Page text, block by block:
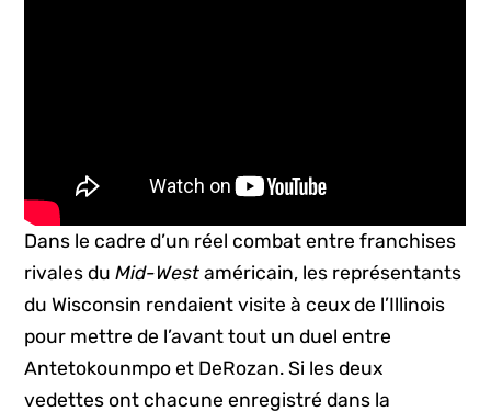
Dans le cadre d’un réel combat entre franchises
rivales duMid-West américain, les représentants
du Wisconsin rendaient visite à ceux de l’Illinois
pour mettre de l’avant tout un duel entre
Antetokounmpo et DeRozan. Si les deux
vedettes ont chacune enregistré dans la